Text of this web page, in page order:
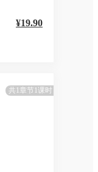
¥19.90
共1章节1课时